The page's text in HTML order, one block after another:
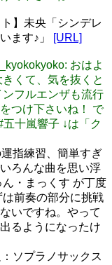
】未央「シンデレ
ます♪」
[URL]
おはよ
くて、気を抜くと
フルエンザも流行
つけ下さいね！ で
十嵐響子 ↓は「ク
指練習、簡単すぎ
ろんな曲を思い浮
・まっくす が丁度
前奏の部分に挑戦
いですね。やって
るようになったけ
ソプラノサックス